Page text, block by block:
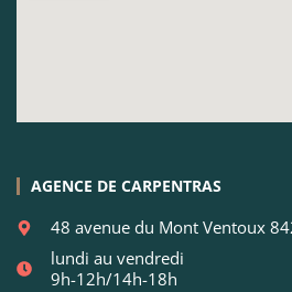
AGENCE DE CARPENTRAS
48 avenue du Mont Ventoux
lundi au vendredi
9h-12h/14h-18h